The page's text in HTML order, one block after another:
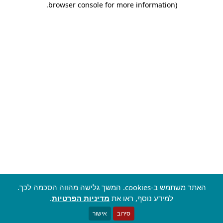
browser console for more information)
.
האתר משתמש ב-cookies. המשך גלישה מהווה הסכמה לכך.
למידע נוסף, ראו את מדיניות הפרטיות.
סירוב אישור